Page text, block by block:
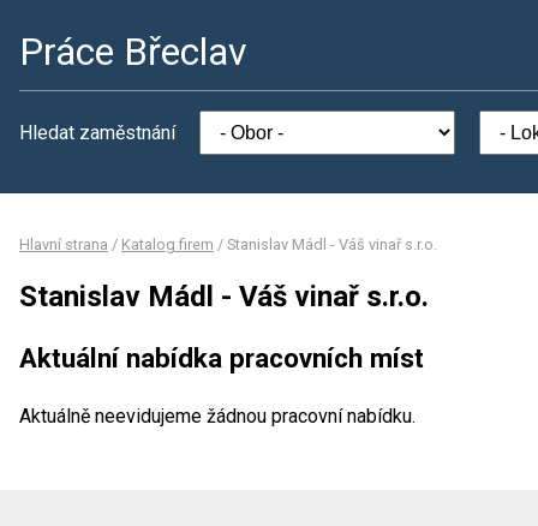
Práce Břeclav
Hledat zaměstnání
Hlavní strana / Katalog firem / Stanislav Mádl - Váš vinař s.r.o.
Stanislav Mádl - Váš vinař s.r.o.
Aktuální nabídka pracovních míst
Aktuálně neevidujeme žádnou pracovní nabídku.